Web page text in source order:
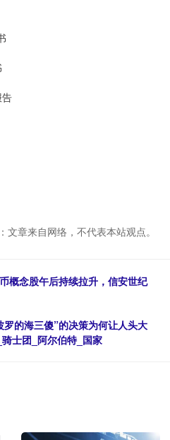
文章来自网络，不代表本站观点。
概念股午后持续拉升，信安世纪
的海三傻”的决策为何让人头大
士团_阿尔伯特_国家